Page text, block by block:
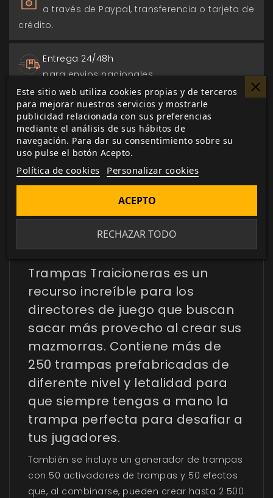
a través de Paypal, transferencia o tarjeta de
crédito.
Entrega 24/48h
para envios nacionales.
Biblioteca digital
actualizada con todos los juego canjeados
o comprados.
DESCRIPCIÓN
Oyes un clic…
Trampas Traicioneras es un
recurso increíble para los
directores de juego que buscan
sacar más provecho al crear sus
mazmorras. Contiene más de
250 trampas prefabricadas de
diferente nivel y letalidad para
que siempre tengas a mano la
trampa perfecta para desafiar a
tus jugadores.
También se incluye un generador de trampas
con 50 activadores de trampas y 50 efectos
que, al combinarse, pueden crear hasta 2 500
Este sitio web utiliza cookies propias y de terceros
para mejorar nuestros servicios y mostrarle
publicidad relacionada con sus preferencias
mediante el análisis de sus hábitos de
navegación. Para dar su consentimiento sobre su
uso pulse el botón Acepto.
Política de cookies Personalizar cookies
RECHAZAR TODO
ACEPTO